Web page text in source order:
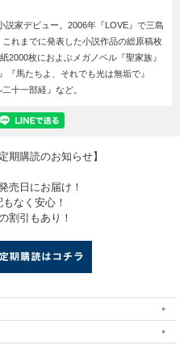
説家デビュー。2006年『LOVE』で三島
れまでに発表した小説作品の総原稿枚
2000枚におよぶメガノベル『聖家族』
『馬たちよ、それでも光は無垢で』
十一部経』など。
期購読のお知らせ】
売日にお届け！
なく安心！
割引もあり！